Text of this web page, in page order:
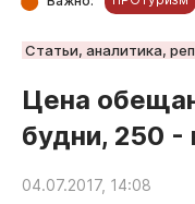
РУБРИКИ
Обнинск
Новости
Статьи
Народные
Статьи, аналитика,
Цена
будни, 250
04.07.2017, 14:08